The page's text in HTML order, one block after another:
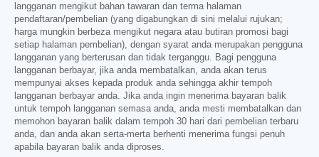
langganan mengikut bahan tawaran dan terma halaman
pendaftaran/pembelian (yang digabungkan di sini melalui rujukan;
harga mungkin berbeza mengikut negara atau butiran promosi bagi
setiap halaman pembelian), dengan syarat anda merupakan pengguna
langganan yang berterusan dan tidak terganggu. Bagi pengguna
langganan berbayar, jika anda membatalkan, anda akan terus
mempunyai akses kepada produk anda sehingga akhir tempoh
langganan berbayar anda. Jika anda ingin menerima bayaran balik
untuk tempoh langganan semasa anda, anda mesti membatalkan dan
memohon bayaran balik dalam tempoh 30 hari dari pembelian terbaru
anda, dan anda akan serta-merta berhenti menerima fungsi penuh
apabila bayaran balik anda diproses.